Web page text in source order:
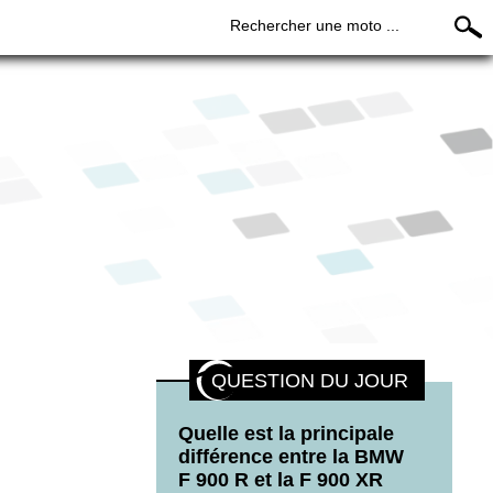
Rechercher une moto ...
QUESTION DU JOUR
Quelle est la principale
différence entre la BMW
F 900 R et la F 900 XR